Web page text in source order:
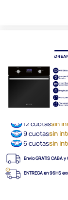
12 cuotassin
9 cuotassin
6 cuotassin
Envío GRATIS CABA y
ENTREGA en 96HS